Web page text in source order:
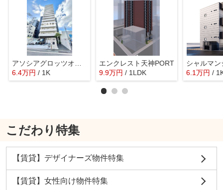
6.4万円 / 1K
エンクレスト天神PORT
9.9万円 / 1LDK
シャルマ
6.1万円 /
こだわり特集
【賃貸】デザイナーズ物件特集
【賃貸】女性向け物件特集